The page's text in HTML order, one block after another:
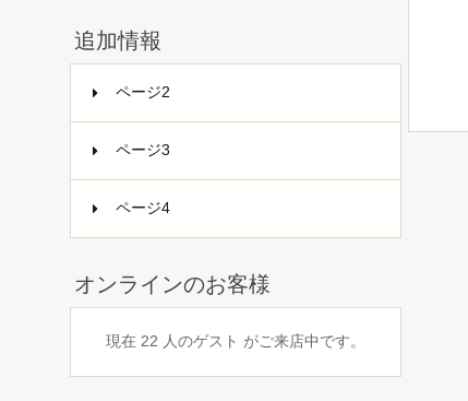
追加情報
ページ2
ページ3
ページ4
オンラインのお客様
現在 22 人のゲスト がご来店中です。